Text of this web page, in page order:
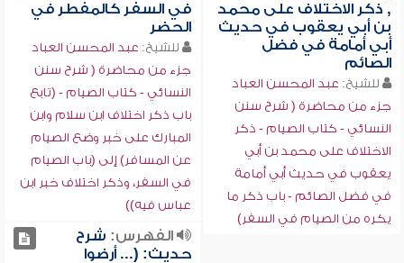
, ذكر الاختلاف على محمد
بن أبي يعقوب في حديث
أبي أمامة في فضل
الصائم
للشيخ: عبد المحسن العباد
جزء من محاضرة ( شرح سنن
النسائي - كتاب الصيام - ذكر
الاختلاف على محمد بن أبي
يعقوب في حديث أبي أمامة
في فضل الصائم - باب ذكر ما
يكره من الصيام في السفر)
في السفر كالمفطر في
الحضر
للشيخ: عبد المحسن العباد
جزء من محاضرة ( شرح سنن
النسائي - كتاب الصيام - (تابع
باب ذكر اختلاف ابن سلام وابن
المبارك على خبر وضع الصيام
عن المسافر) إلى (باب الصيام
في السفر، وذكر اختلاف خبر ابن
عباس فيه))
الفهرس: شرح
حديث: (... أرضوا